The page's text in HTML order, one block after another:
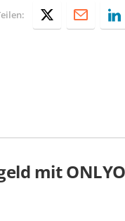
mit